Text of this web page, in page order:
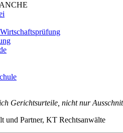
Gerichtsurteile, nicht nur
und Partner, KT Rechtsanwälte